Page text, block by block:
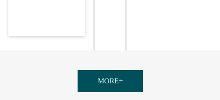
MORE+